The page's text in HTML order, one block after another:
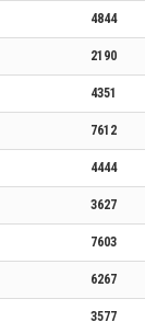
4844
2190
4351
7612
4444
3627
7603
6267
3577